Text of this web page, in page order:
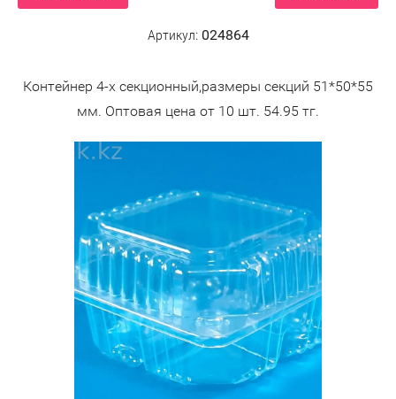
Артикул:024864
Контейнер 4-х секционный,размеры секций 51*50*55
мм. Оптовая цена от 10 шт. 54.95 тг.